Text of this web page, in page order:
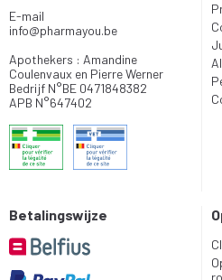
E-mail
info@pharmayou.be
Apothekers : Amandine
Coulenvaux en Pierre Werner
Bedrijf N°BE 0471848382
APB N°647402
Betalingswijze